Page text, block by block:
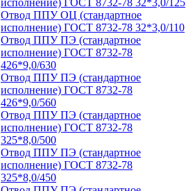
исполнение) ГОСТ 8732-78 32*3,0/125
Отвод ППУ ОЦ (стандартное
исполнение) ГОСТ 8732-78 32*3,0/110
Отвод ППУ ПЭ (стандартное
исполнение) ГОСТ 8732-78
426*9,0/630
Отвод ППУ ПЭ (стандартное
исполнение) ГОСТ 8732-78
426*9,0/560
Отвод ППУ ПЭ (стандартное
исполнение) ГОСТ 8732-78
325*8,0/500
Отвод ППУ ПЭ (стандартное
исполнение) ГОСТ 8732-78
325*8,0/450